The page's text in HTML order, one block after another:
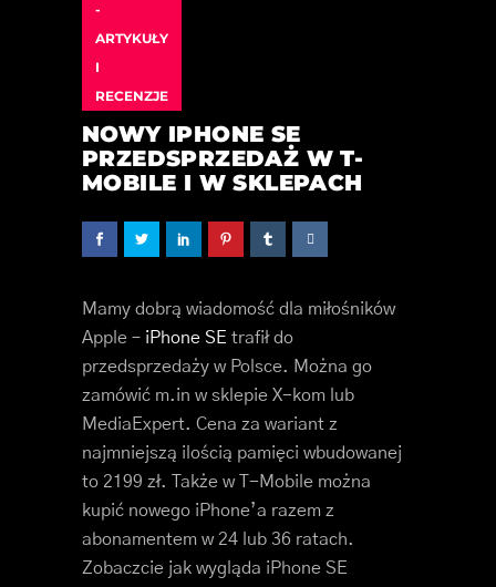
-
ARTYKUŁY
I
RECENZJE
NOWY IPHONE SE
PRZEDSPRZEDAŻ W T-
MOBILE I W SKLEPACH
Mamy dobrą wiadomość dla miłośników
Apple – iPhone SE trafił do
przedsprzedaży w Polsce. Można go
zamówić m.in w sklepie X-kom lub
MediaExpert. Cena za wariant z
najmniejszą ilością pamięci wbudowanej
to 2199 zł. Także w T-Mobile można
kupić nowego iPhone’a razem z
abonamentem w 24 lub 36 ratach.
Zobaczcie jak wygląda iPhone SE